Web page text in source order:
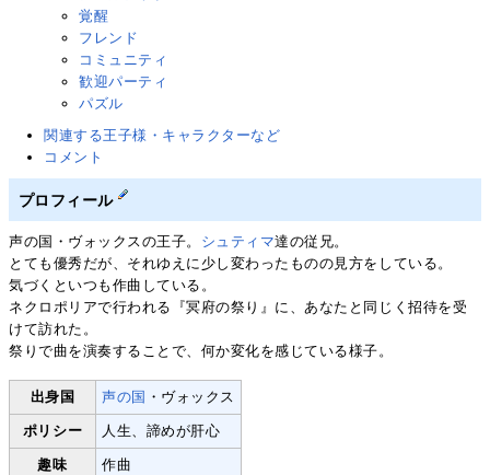
覚醒
フレンド
コミュニティ
歓迎パーティ
パズル
関連する王子様・キャラクターなど
コメント
プロフィール
声の国・ヴォックスの王子。 シュティマ達の従兄。
とても優秀だが、それゆえに少し変わったものの見方をしている。
気づくといつも作曲している。
ネクロポリアで行われる『冥府の祭り』に、あなたと同じく招待を受
けて訪れた。
祭りで曲を演奏することで、何か変化を感じている様子。
出身国 声の国 ・ヴォックス
ポリシー 人生、諦めが肝心
趣味 作曲